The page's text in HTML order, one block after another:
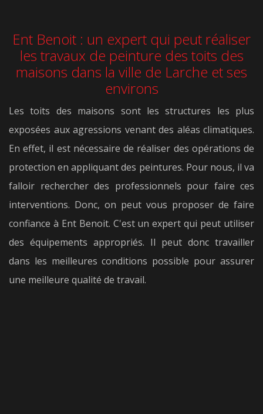
Ent Benoit : un expert qui peut réaliser
les travaux de peinture des toits des
maisons dans la ville de Larche et ses
environs
Les toits des maisons sont les structures les plus
exposées aux agressions venant des aléas climatiques.
En effet, il est nécessaire de réaliser des opérations de
protection en appliquant des peintures. Pour nous, il va
falloir rechercher des professionnels pour faire ces
interventions. Donc, on peut vous proposer de faire
confiance à Ent Benoit. C'est un expert qui peut utiliser
des équipements appropriés. Il peut donc travailler
dans les meilleures conditions possible pour assurer
une meilleure qualité de travail.